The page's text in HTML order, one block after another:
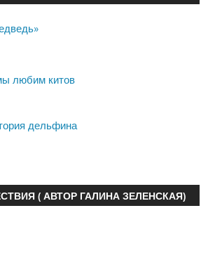
любим китов
дельфина
( АВТОР ГАЛИНА ЗЕЛЕНСКАЯ)